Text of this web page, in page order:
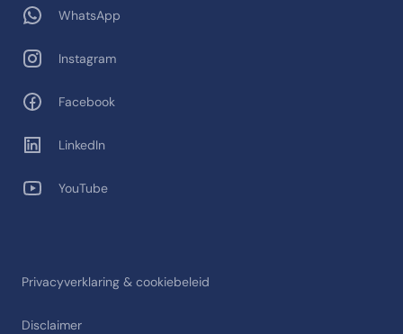
Privacyverklaring & cookiebeleid
Disclaimer
WhatsApp
Instagram
Facebook
LinkedIn
YouTube